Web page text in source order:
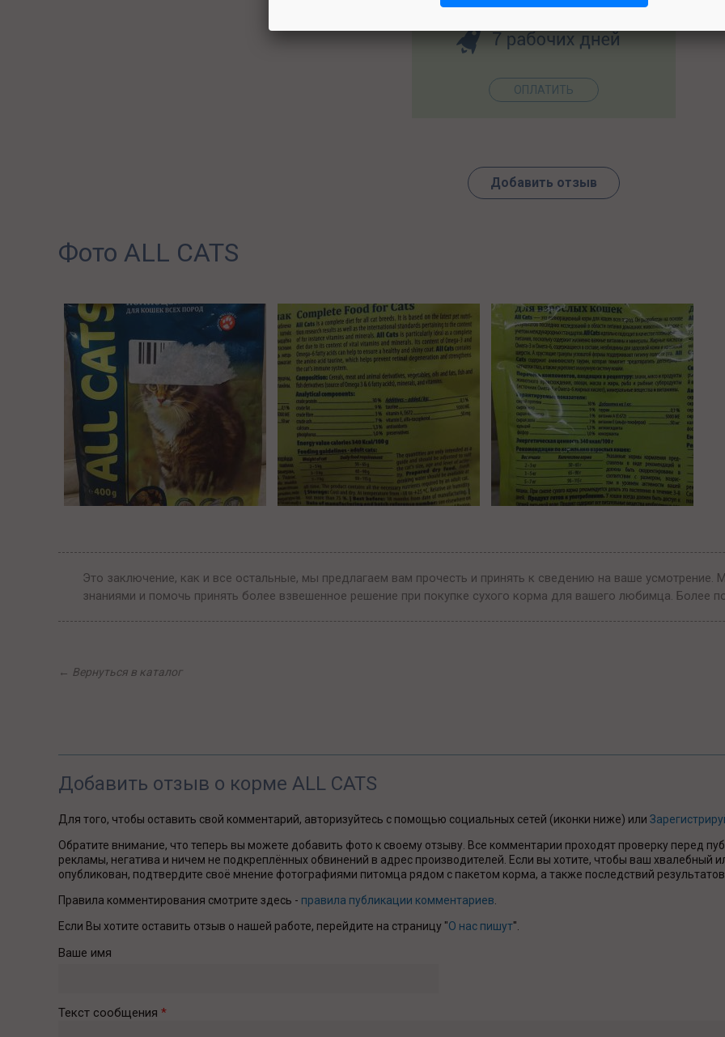
Добавить отзыв
Фото ALL CATS
Это заключение, как и все остальные, мы предлагаем вам прочесть и принять к сведению на ваше
знаниями и помочь принять более взвешенное решение при покупке сухого корма для вашего любимца. Более
← Вернуться в каталог
Добавить отзыв о корме ALL CATS
Для того, чтобы оставить свой комментарий, авторизуйтесь с помощью социальных сетей (иконки ниже) или
Обратите внимание, что теперь вы можете добавить фото к своему отзыву. Все комментарии проходят проверку перед
рекламы, негатива и ничем не подкреплённых обвинений в адрес производителей. Если вы хотите, чтобы ваш хвалебный
опубликован, подтвердите своё мнение фотографиями питомца рядом с пакетом корма, а также последствий
Правила комментирования смотрите здесь - правила публикации комментариев
Если Вы хотите оставить отзыв о нашей работе, перейдите на страницу "О нас пишут".
Ваше имя
Текст сообщения *